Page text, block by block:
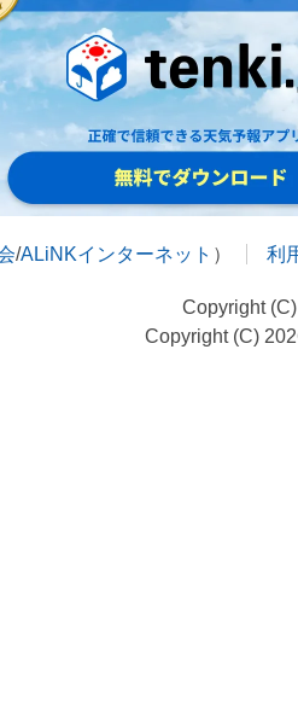
/ALiNKインターネット ） 利
Copyright
Copyright (C)